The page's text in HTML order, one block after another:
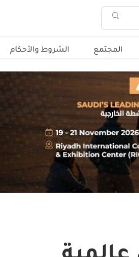
المجتمع الشروط والأحكام